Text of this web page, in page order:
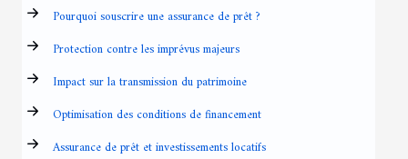
Pourquoi souscrire une assurance de prêt ?
Protection contre les imprévus majeurs
Impact sur la transmission du patrimoine
Optimisation des conditions de financement
Assurance de prêt et investissements locatifs